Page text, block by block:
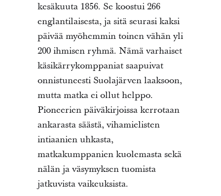
kesäkuuta 1856. Se koostui 266
englantilaisesta, ja sitä seurasi kaksi
päivää myöhemmin toinen vähän yli
200 ihmisen ryhmä. Nämä varhaiset
käsikärrykomppaniat saapuivat
onnistuneesti Suolajärven laaksoon,
mutta matka ei ollut helppo.
Pioneerien päiväkirjoissa kerrotaan
ankarasta säästä, vihamielisten
intiaanien uhkasta,
matkakumppanien kuolemasta sekä
nälän ja väsymyksen tuomista
jatkuvista vaikeuksista.